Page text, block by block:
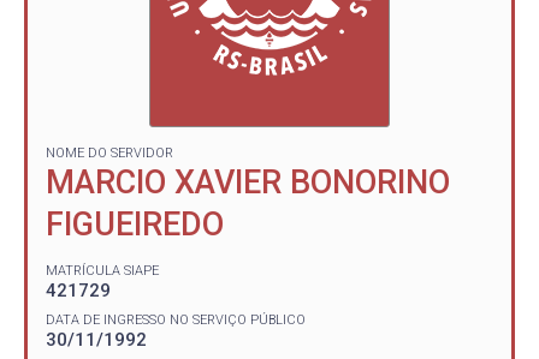
NOME DO SERVIDOR
MARCIO XAVIER BONORINO
FIGUEIREDO
MATRÍCULA SIAPE
421729
DATA DE INGRESSO NO SERVIÇO PÚBLICO
30/11/1992